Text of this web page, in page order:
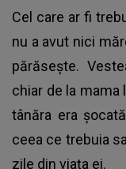
Cel care ar fi
nu a avut nici
părăsește.
chiar de la mama
tânăra era
ceea ce trebuia
zile din viața ei.